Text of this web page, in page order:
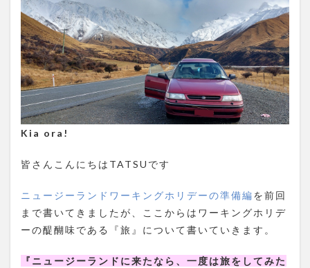
Kia ora!
皆さんこんにちはTATSUです
ニュージーランドワーキングホリデーの準備編を前回
まで書いてきましたが、ここからはワーキングホリデ
ーの醍醐味である『旅』について書いていきます。
『ニュージーランドに来たなら、一度は旅をしてみた